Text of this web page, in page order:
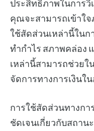
ประสิทธิภาพในการ
คุณจะสามารถเข้าใจ
ใช้สัดส่วนเหล่านี้ในก
ทำกำไร สภาพคล่อง
เหล่านี้สามารถช่วยใ
จัดการทางการเงินใ
การใช้สัดส่วนทางก
ชัดเจนเกี่ยวกับสถาน